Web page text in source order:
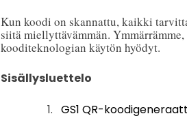
Kun koodi on skannattu, kaikki
siitä miellyttävämmän.
kooditeknologian käytön hyödyt.
Sisällysluettelo
GS1 QR-